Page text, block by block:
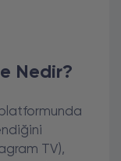
Nedir?
TV),